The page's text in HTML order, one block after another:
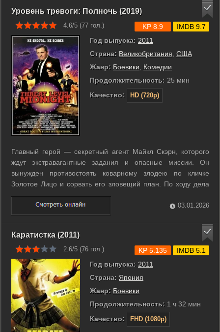
Уровень тревоги: Полночь (2019)
4.6/5 (77 гол.)
Год выпуска: 2011
Страна: Великобритания США
Жанр: Боевики
Комедии
Продолжительность: 25 мин
Качество:
HD (720p)
KP 8.9 IMDB 9.7
Главный герой — секретный агент Майкл Скэрн, которого
ждут экстравагантные задания и опасные миссии. Он
вынужден противостоять коварному злодею по кличке
Золотое Лицо и сорвать его зловещий план. По ходу дела
агент спасает заложников, устраивает погони и участвует в
выверенных перестрелках. Вокруг разгораются интриги, а
личная жизнь героя ...
03.01.2026
Каратистка (2011)
2.6/5 (76 гол.)
Год выпуска: 2011
Страна: Япония
Жанр: Боевики
Продолжительность: 1 ч 32 мин
Качество:
FHD (1080p)
KP 5.135 IMDB 5.1